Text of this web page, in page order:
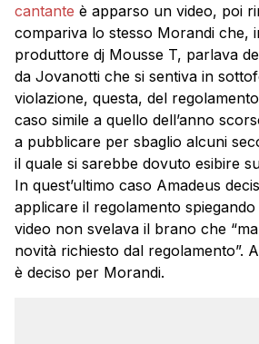
cantante è apparso un video, poi
compariva lo stesso Morandi che,
produttore dj Mousse T, parlava
da Jovanotti che si sentiva in
violazione, questa, del
caso simile a quello dell’anno
a pubblicare per sbaglio alcuni
il quale si sarebbe dovuto esibire
In quest’ultimo caso Amadeus
applicare il regolamento
video non svelava il brano che
novità richiesto dal regolamento”.
è deciso per Morandi.